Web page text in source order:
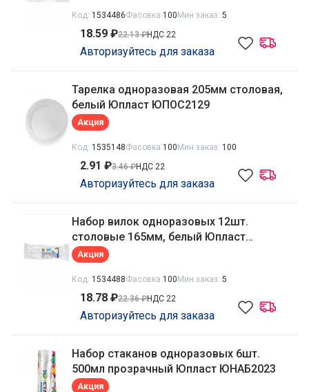
Код: 1534486Фасовка 100 Мин заказ: 5
22.13 ₽
18.59 ₽ НДС 22
Авторизуйтесь для заказа
Тарелка одноразовая 205мм столовая,
белый Юпласт ЮПОС2129
Акция
Код: 1535148Фасовка 100 Мин заказ: 100
3.46 ₽
2.91 ₽ НДС 22
Авторизуйтесь для заказа
Набор вилок одноразовых 12шт.
столовые 165мм, белый Юпласт
ЮНАБ2020
Акция
Код: 1534488Фасовка 100 Мин заказ: 5
22.36 ₽
18.78 ₽ НДС 22
Авторизуйтесь для заказа
Набор стаканов одноразовых 6шт.
500мл прозрачный Юпласт ЮНАБ2023
Акция